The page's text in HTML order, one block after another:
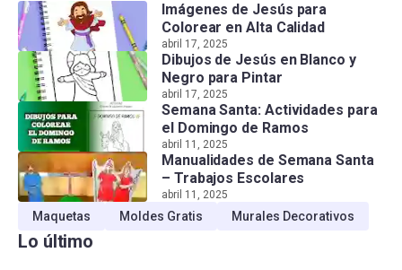
Imágenes de Jesús para
Colorear en Alta Calidad
abril 17, 2025
Dibujos de Jesús en Blanco y
Negro para Pintar
abril 17, 2025
Semana Santa: Actividades para
el Domingo de Ramos
abril 11, 2025
Manualidades de Semana Santa
– Trabajos Escolares
abril 11, 2025
Maquetas Moldes Gratis Murales Decorativos
Lo último